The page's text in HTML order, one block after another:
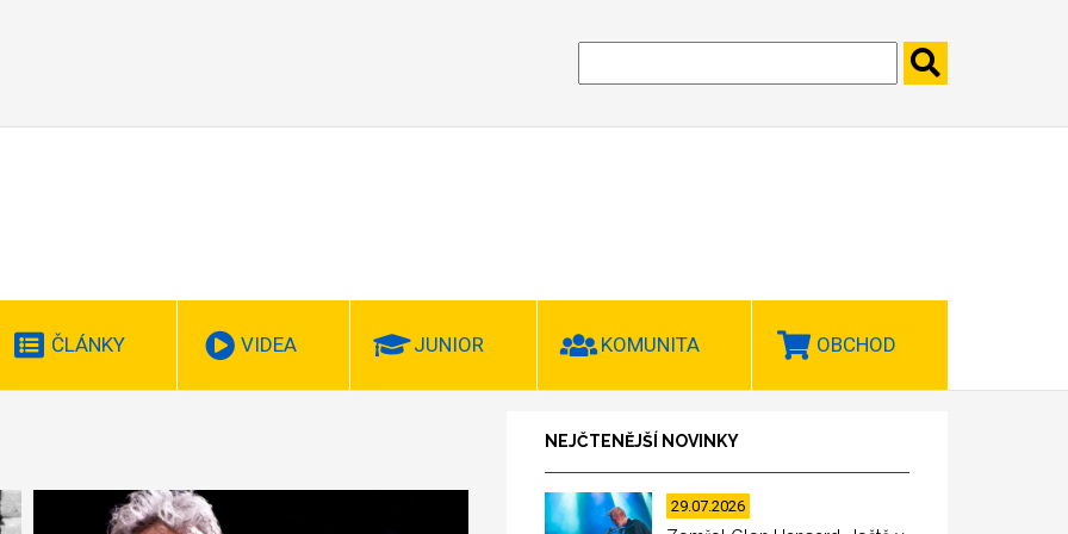
ČLÁNKY VIDEA JUNIOR KOMUNITA OBCHOD
NEJČTENĚJŠÍ NOVINKY
29.07.2026